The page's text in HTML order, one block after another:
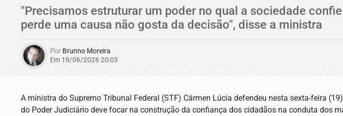
"Precisamos estruturar um poder no qual a sociedade
perde uma causa não gosta da decisão", disse a ministra
Por Brunno Moreira
Em 19/06/2026 20:03
A ministra do Supremo Tribunal Federal (STF) Cármen Lúcia defendeu nesta sexta-feira
do Poder Judiciário deve focar na construção da confiança dos cidadãos na conduta dos